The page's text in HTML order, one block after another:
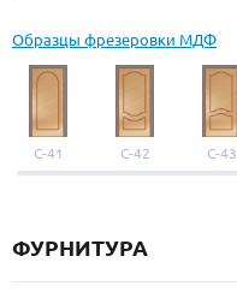
Образцы фрезеровки МДФ
С-41 С-42 С-43
ФУРНИТУРА